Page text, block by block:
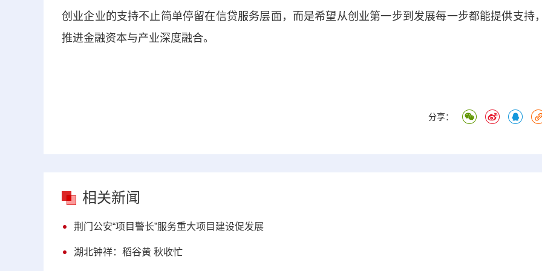
创业企业的支持不止简单停留在信贷服务层面，而是希望从创业第一步到发展每一步都能提供支持
推进金融资本与产业深度融合。
分享：
相关新闻
荆门公安“项目警长”服务重大项目建设促发展
湖北钟祥：稻谷黄 秋收忙